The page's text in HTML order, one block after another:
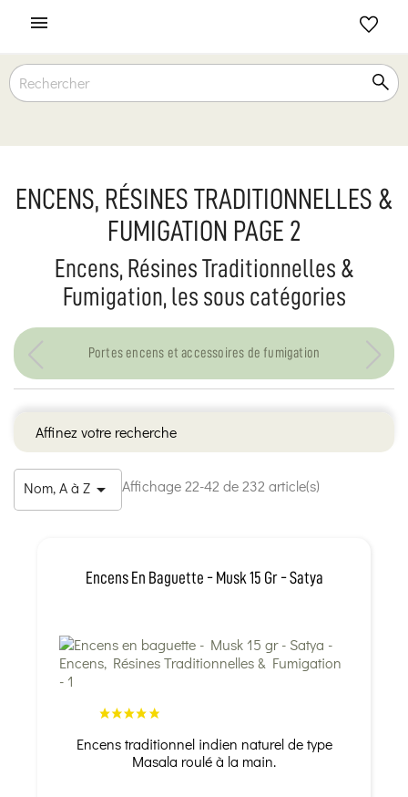

ENCENS, RÉSINES TRADITIONNELLES &
FUMIGATION PAGE 2
Encens, Résines Traditionnelles &
Fumigation, les sous catégories
Portes encens et accessoires de fumigation
Affinez votre recherche
Nom, A à Z  Affichage 22-42 de 232 article(s)
Encens En Baguette - Musk 15 Gr - Satya
Encens traditionnel indien naturel de type
Masala roulé à la main.